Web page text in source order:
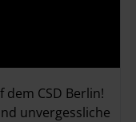
CSD Berlin!
unvergessliche